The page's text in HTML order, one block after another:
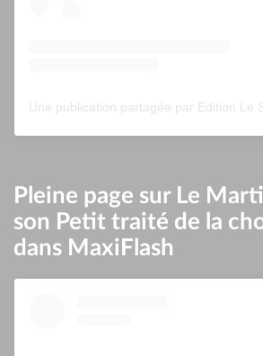
Pleine page sur Le
son Petit traité de la
dans MaxiFlash